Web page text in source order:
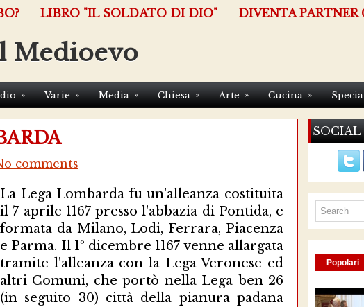
LIBRO "IL SOLDATO DI DIO" DIVENTA PARTNER
Medioevo
» Varie » Media » Chiesa » Arte » Cucina »
comments
La Lega Lombarda fu un'alleanza costituita
il 7 aprile 1167 presso l'abbazia di Pontida, e
formata da Milano, Lodi, Ferrara, Piacenza
e Parma. Il 1º dicembre 1167 venne allargata
tramite l'alleanza con la Lega Veronese ed
altri Comuni, che portò nella Lega ben 26
(in seguito 30) città della pianura padana
SOCIAL
Popolari